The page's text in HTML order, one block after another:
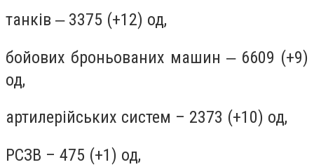
танків ‒ 3375 (+12) од,
бойових броньованих машин ‒ 6609 (+9)
од,
артилерійських систем – 2373 (+10) од,
РСЗВ – 475 (+1) од,